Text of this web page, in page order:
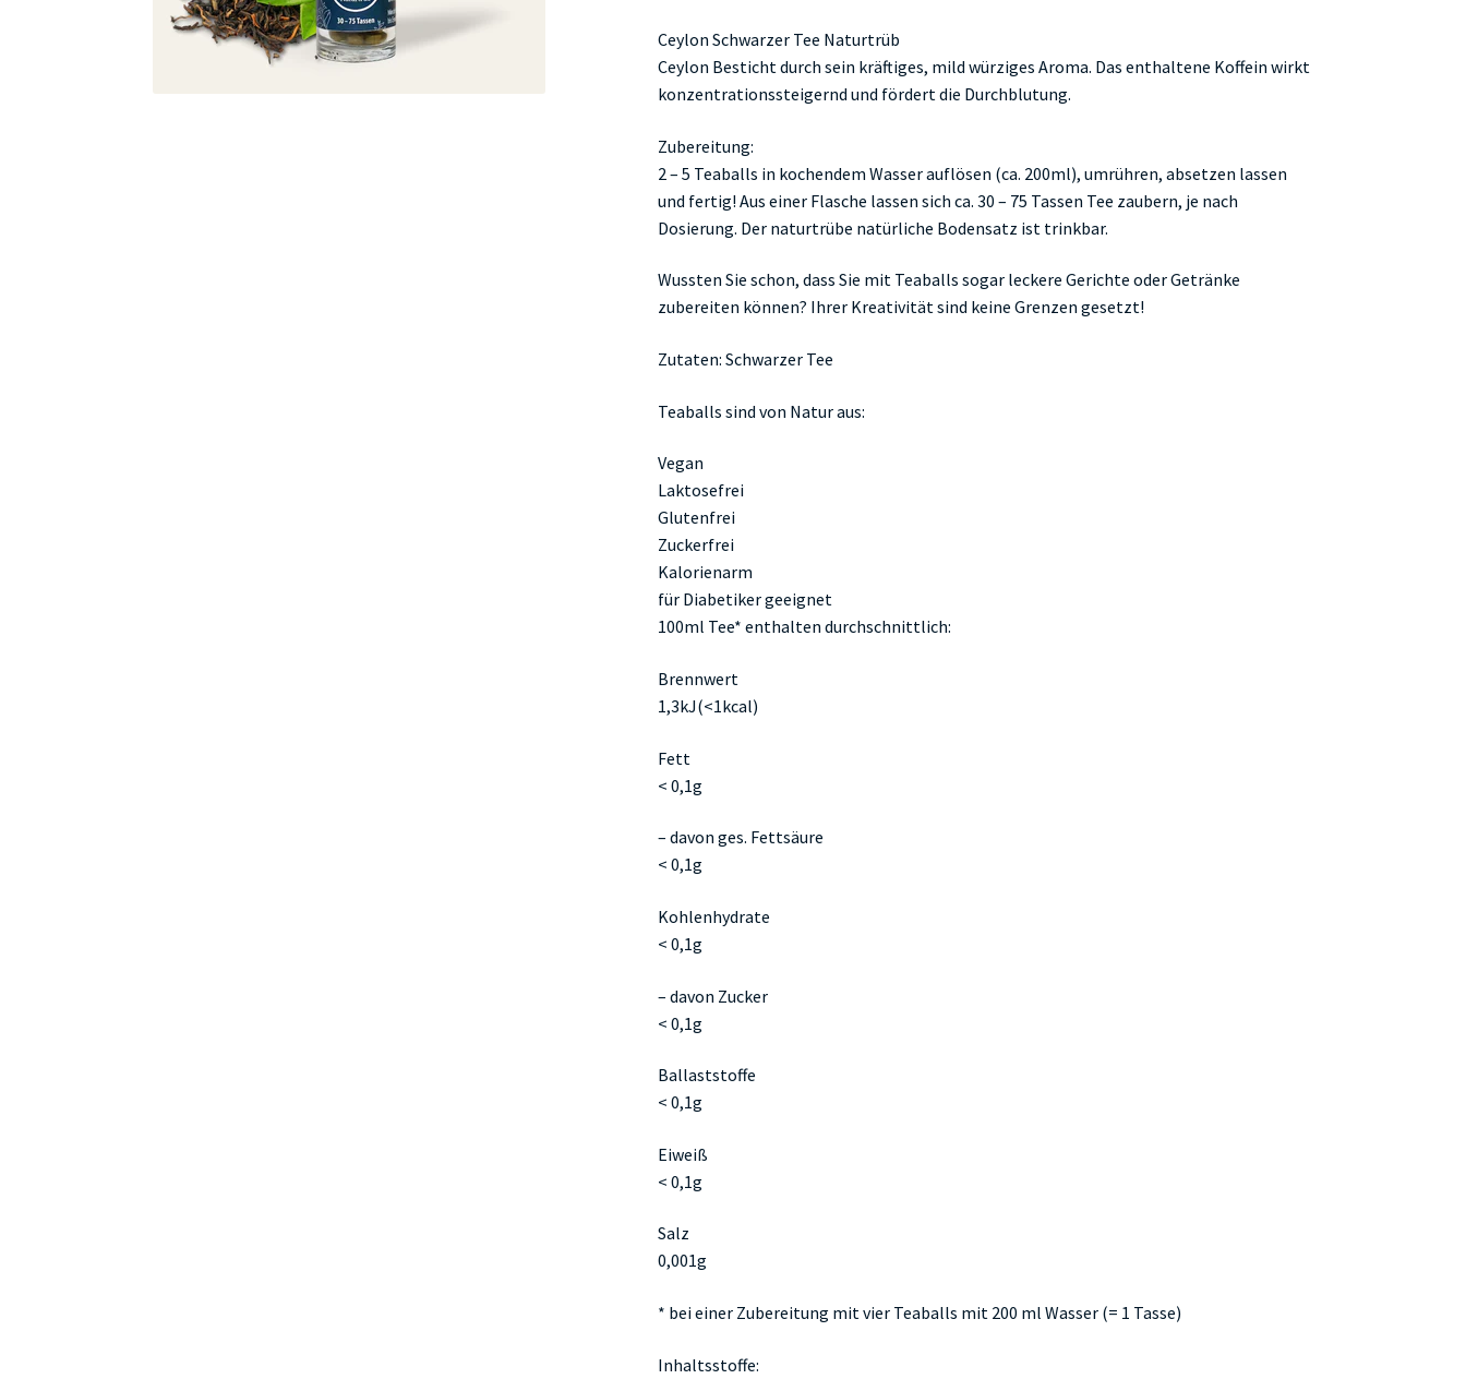
Ceylon Schwarzer Tee Naturtrüb
Ceylon Besticht durch sein kräftiges, mild würziges Aroma. Das enthaltene Koffein wirkt
konzentrationssteigernd und fördert die Durchblutung.
Zubereitung:
2 – 5 Teaballs in kochendem Wasser auflösen (ca. 200ml), umrühren, absetzen lassen
und fertig! Aus einer Flasche lassen sich ca. 30 – 75 Tassen Tee zaubern, je nach
Dosierung. Der naturtrübe natürliche Bodensatz ist trinkbar.
Wussten Sie schon, dass Sie mit Teaballs sogar leckere Gerichte oder Getränke
zubereiten können? Ihrer Kreativität sind keine Grenzen gesetzt!
Zutaten: Schwarzer Tee
Teaballs sind von Natur aus:
Vegan
Laktosefrei
Glutenfrei
Zuckerfrei
Kalorienarm
für Diabetiker geeignet
100ml Tee* enthalten durchschnittlich:
Brennwert
1,3kJ(<1kcal)
Fett
< 0,1g
– davon ges. Fettsäure
< 0,1g
Kohlenhydrate
< 0,1g
– davon Zucker
< 0,1g
Ballaststoffe
< 0,1g
Eiweiß
< 0,1g
Salz
0,001g
* bei einer Zubereitung mit vier Teaballs mit 200 ml Wasser (= 1 Tasse)
Inhaltsstoffe: